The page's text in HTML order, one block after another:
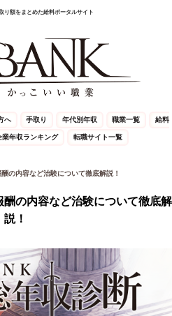
り額をまとめた給料ポータルサイト
へ 手取り 年代別年収 職業一覧 給料
業年収ランキング 転職サイト一覧
の内容など治験について徹底解説！
の内容など治験について徹底解
説！